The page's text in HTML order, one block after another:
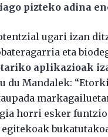
pizteko adina
ugari izan
eta
aplikazioak
du Mandalek:
horri esker